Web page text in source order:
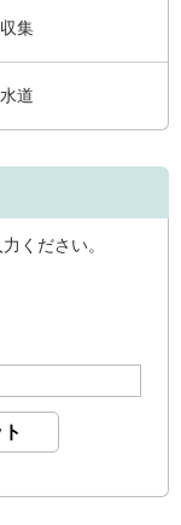
集
道
ください。